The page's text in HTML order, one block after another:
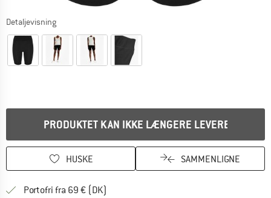
Detaljevisning
PRODUKTET KAN IKKE LÆNGERE LEVERES
HUSKE SAMMENLIGNE
Portofri fra 69 € (DK)